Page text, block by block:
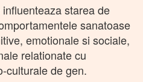
starea de
sanatoase
emotionale si sociale,
relationate cu
culturale de gen.